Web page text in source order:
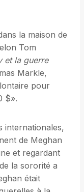
la maison de
Tom
et la guerre
Markle,
pour
$».
internationales,
de Meghan
et regardant
la sororité a
était